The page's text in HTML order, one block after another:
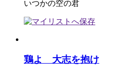
いつかの空の君
鶏よ 大志を抱け